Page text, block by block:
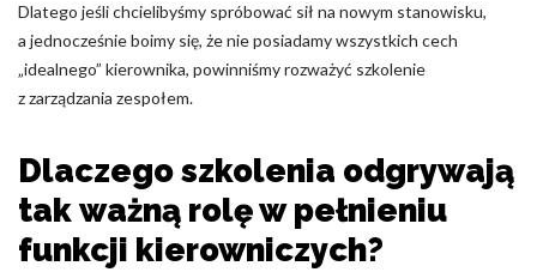
Dlatego jeśli chcielibyśmy spróbować sił na nowym stanowisku,
a jednocześnie boimy się, że nie posiadamy wszystkich cech
„idealnego” kierownika, powinniśmy rozważyć szkolenie
z zarządzania zespołem.
Dlaczego szkolenia odgrywają
tak ważną rolę w pełnieniu
funkcji kierowniczych?
Odrzuć
Zapisz moje preferencje